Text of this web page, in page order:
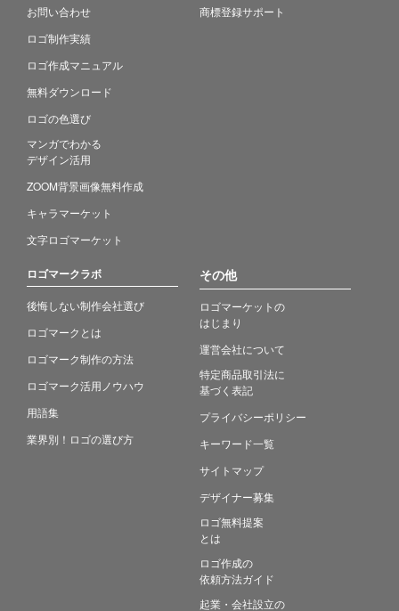
お問い合わせ
ロゴ制作実績
ロゴ作成マニュアル
無料ダウンロード
ロゴの色選び
マンガでわかる
デザイン活用
ZOOM背景画像無料作成
キャラマーケット
文字ロゴマーケット
商標登録サポート
ロゴマークラボ
後悔しない制作会社選び
ロゴマークとは
ロゴマーク制作の方法
ロゴマーク活用ノウハウ
用語集
業界別！ロゴの選び方
その他
ロゴマーケットの
はじまり
運営会社について
特定商品取引法に
基づく表記
プライバシーポリシー
キーワード一覧
サイトマップ
デザイナー募集
ロゴ無料提案
とは
ロゴ作成の
依頼方法ガイド
起業・会社設立の